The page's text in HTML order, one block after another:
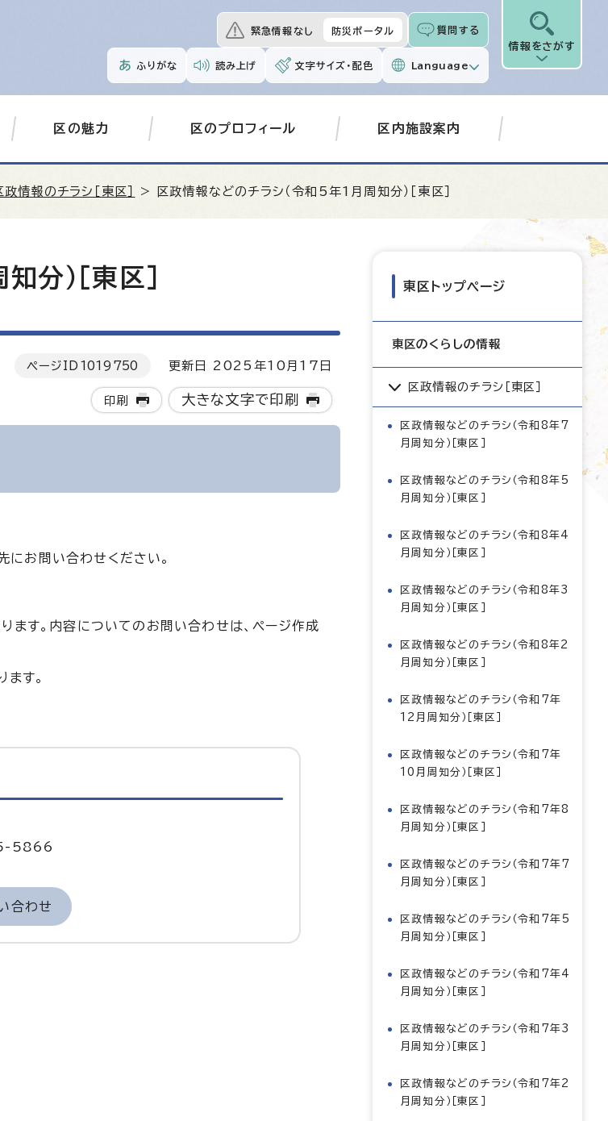
緊急情報なし 防災ポータル 質問する
ふりがな 読み上げ 文字サイズ・配色 Language
情報をさがす
区の魅力 区のプロフィール 区内施設案内
政情報のチラシ［東区］ > 区政情報などのチラシ（令和5年1月周知分）［東区］
）［東区］
ページID 1019750 更新日 2025年10月17日
印刷 大きな文字で印刷
にお問い合わせください。
ます。内容についてのお問い合わせは、ページ作成
す。
5866
合わせ
東区トップページ
東区のくらしの情報
区政情報のチラシ［東区］
区政情報などのチラシ（令和8年7
月周知分）［東区］
区政情報などのチラシ（令和8年5
月周知分）［東区］
区政情報などのチラシ（令和8年4
月周知分）［東区］
区政情報などのチラシ（令和8年3
月周知分）［東区］
区政情報などのチラシ（令和8年2
月周知分）［東区］
区政情報などのチラシ（令和7年
12月周知分）［東区］
区政情報などのチラシ（令和7年
10月周知分）［東区］
区政情報などのチラシ（令和7年8
月周知分）［東区］
区政情報などのチラシ（令和7年7
月周知分）［東区］
区政情報などのチラシ（令和7年5
月周知分）［東区］
区政情報などのチラシ（令和7年4
月周知分）［東区］
区政情報などのチラシ（令和7年3
月周知分）［東区］
区政情報などのチラシ（令和7年2
月周知分）［東区］